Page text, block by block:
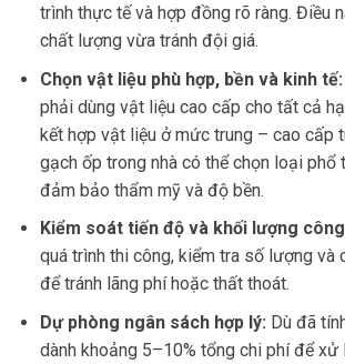
trình thực tế và hợp đồng rõ ràng. Điều
chất lượng vừa tránh đội giá.
Chọn vật liệu phù hợp, bền và kinh tế:
phải dùng vật liệu cao cấp cho tất cả
kết hợp vật liệu ở mức trung – cao cấp
gạch ốp trong nhà có thể chọn loại phổ
đảm bảo thẩm mỹ và độ bền.
Kiểm soát tiến độ và khối lượng
quá trình thi công, kiểm tra số lượng
để tránh lãng phí hoặc thất thoát.
Dự phòng ngân sách hợp lý: Dù đã
dành khoảng 5–10% tổng chi phí để xử